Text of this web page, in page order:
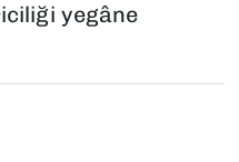
yegâne